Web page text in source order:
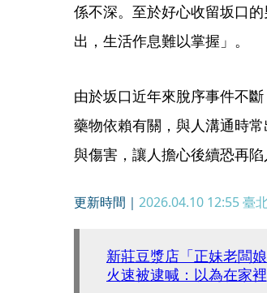
係不深。至於好心收留坂口
出，生活作息難以掌握」。
由於坂口近年來脫序事件不
藥物依賴有關，與人溝通時
與傷害，讓人擔心後續恐再陷
更新時間｜ 2026.04.10 12:55臺
新莊豆漿店「正妹老闆
火速被逮喊：以為在家裡